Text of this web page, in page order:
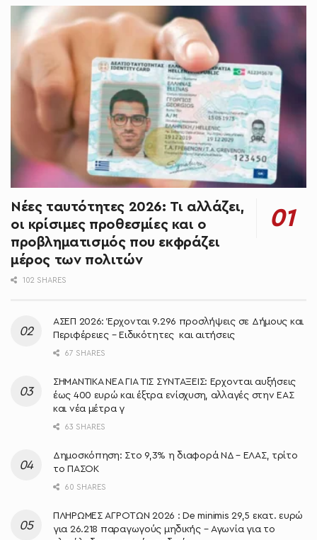
Νέες ταυτότητες 2026: Τι αλλάζει,
οι κρίσιμες προθεσμίες και ο
προβληματισμός που εκφράζει
μέρος των πολιτών
102 SHARES
ΑΣΕΠ 2026: Έρχονται 9.296 προσλήψεις σε Δήμους και
Περιφέρειες – Ειδικότητες και αιτήσεις
67 SHARES
ΣΗΜΑΝΤΙΚΑ ΝΕΑ ΓΙΑ ΤΙΣ ΣΥΝΤΑΞΕΙΣ: Έρχονται αυξήσεις
έως 400 ευρώ και έξτρα ενίσχυση, αλλαγές στην ΕΑΣ
και νέα μέτρα γ
63 SHARES
Δημοσκόπηση: Στο 9,3% η διαφορά ΝΔ – ΕΛΑΣ, τρίτο
το ΠΑΣΟΚ
60 SHARES
ΠΛΗΡΩΜΕΣ ΑΓΡΟΤΩΝ 2026 : De minimis 29,5 εκατ. ευρώ
για 26.218 παραγωγούς μηδικής – Αγωνία για το